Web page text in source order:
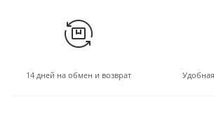
14 дней на обмен и возврат